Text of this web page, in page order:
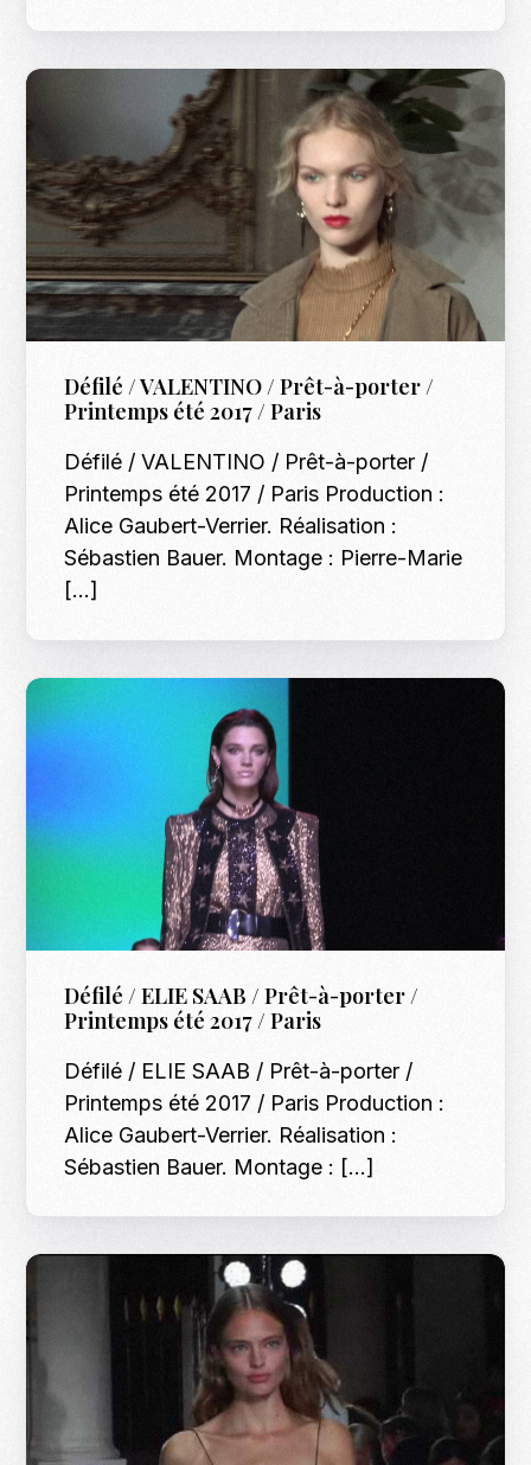
Défilé / VALENTINO / Prêt-à-porter /
Printemps été 2017 / Paris
Défilé / VALENTINO / Prêt-à-porter /
Printemps été 2017 / Paris Production :
Alice Gaubert-Verrier. Réalisation :
Sébastien Bauer. Montage : Pierre-Marie
[…]
Défilé / ELIE SAAB / Prêt-à-porter /
Printemps été 2017 / Paris
Défilé / ELIE SAAB / Prêt-à-porter /
Printemps été 2017 / Paris Production :
Alice Gaubert-Verrier. Réalisation :
Sébastien Bauer. Montage : […]